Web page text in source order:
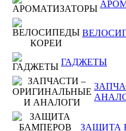
ГАДЖЕТЫ
ЗАЩИТА